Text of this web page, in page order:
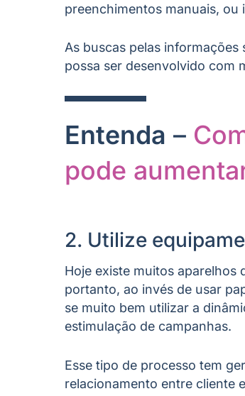
preenchimentos manuais, ou
As buscas pelas
possa ser desenvolvido com
Entenda –
pode
2. Utilize
Hoje existe muitos aparelhos
portanto, ao invés de usar
se muito bem utilizar a
estimulação de campanhas.
Esse tipo de processo tem
relacionamento entre cliente